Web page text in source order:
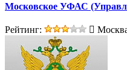
Московское УФАС
Рейтинг: